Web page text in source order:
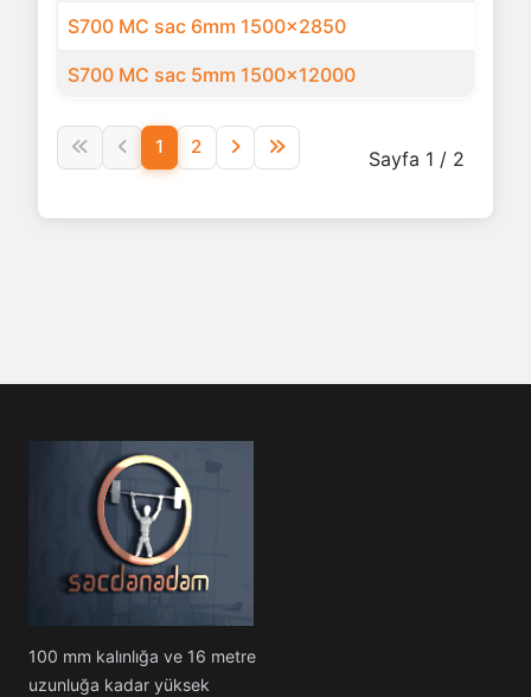
S700 MC sac 6mm 1500x2850
S700 MC sac 5mm 1500x12000
Sayfa 1 / 2
1 2
100 mm kalınlığa ve 16 metre
uzunluğa kadar yüksek